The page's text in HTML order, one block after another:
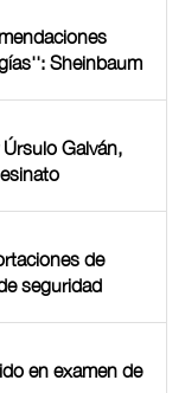
Sheinbaum
Galván,
de
seguridad
en examen de